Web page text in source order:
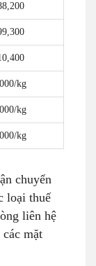
kg
kg
kg
chuyển
loại thuế
liên hệ
mặt